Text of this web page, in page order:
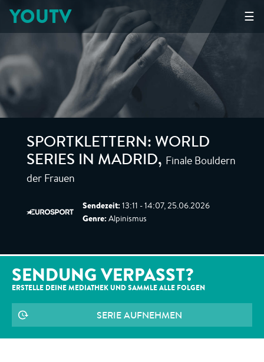
☰
YOUTV
SPORTKLETTERN: WORLD
SERIES IN MADRID, Finale Bouldern
der Frauen
Sendezeit: 13:11 - 14:07, 25.06.2026
Genre: Alpinismus
SENDUNG VERPASST?
ERSTELLE DEINE MEDIATHEK UND SAMMLE ALLE FOLGEN
SERIE AUFNEHMEN